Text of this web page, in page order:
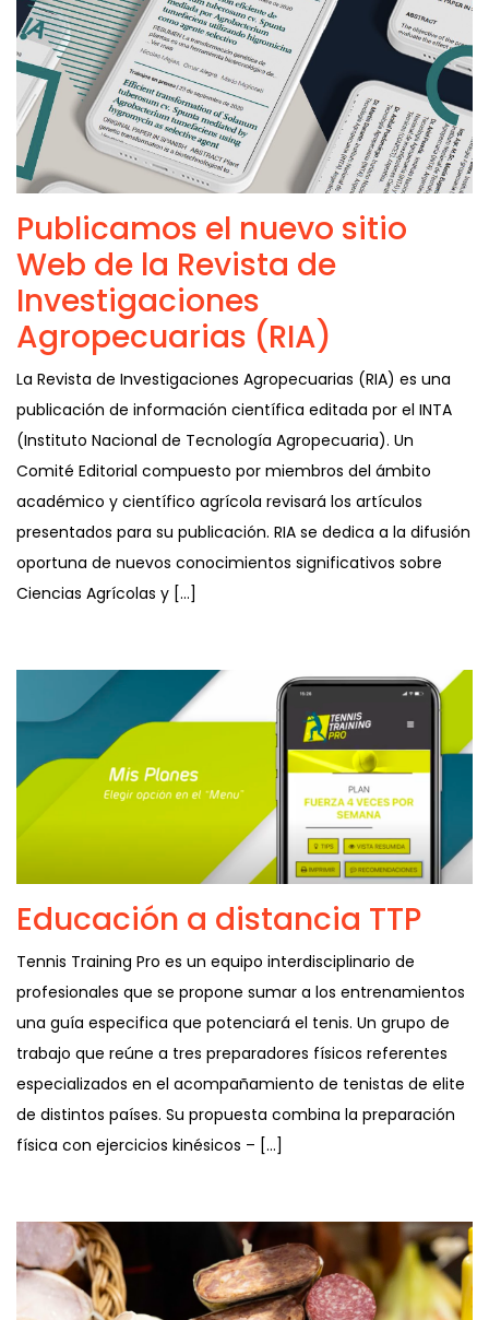
Publicamos el nuevo sitio
Web de la Revista de
Investigaciones
Agropecuarias (RIA)
La Revista de Investigaciones Agropecuarias (RIA) es una
publicación de información científica editada por el INTA
(Instituto Nacional de Tecnología Agropecuaria). Un
Comité Editorial compuesto por miembros del ámbito
académico y científico agrícola revisará los artículos
presentados para su publicación. RIA se dedica a la difusión
oportuna de nuevos conocimientos significativos sobre
Ciencias Agrícolas y […]
Educación a distancia TTP
Tennis Training Pro es un equipo interdisciplinario de
profesionales que se propone sumar a los entrenamientos
una guía especifica que potenciará el tenis. Un grupo de
trabajo que reúne a tres preparadores físicos referentes
especializados en el acompañamiento de tenistas de elite
de distintos países. Su propuesta combina la preparación
física con ejercicios kinésicos – […]